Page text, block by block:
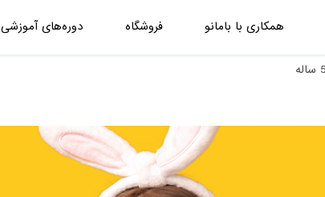
همکاری با بامانو فروشگاه دوره‌های آموزشی